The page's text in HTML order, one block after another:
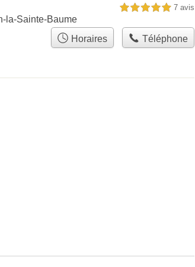
la-Sainte-Baume
5,0 étoiles sur 5 7 avis
Horaires Téléphone